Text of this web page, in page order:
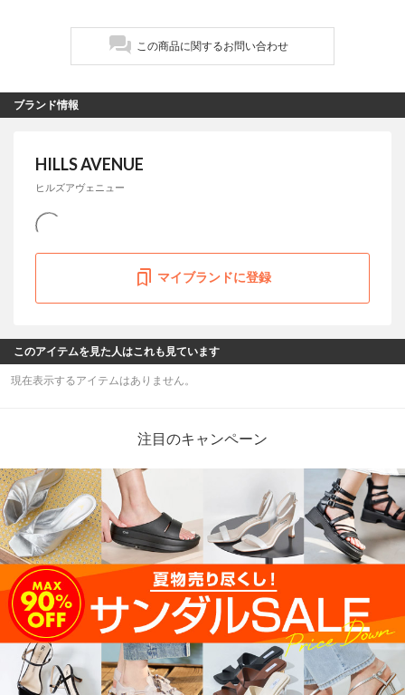
この商品に関するお問い合わせ
ブランド情報
HILLS AVENUE
ヒルズアヴェニュー
マイブランドに登録
このアイテムを見た人はこれも見ています
現在表示するアイテムはありません。
注目のキャンペーン